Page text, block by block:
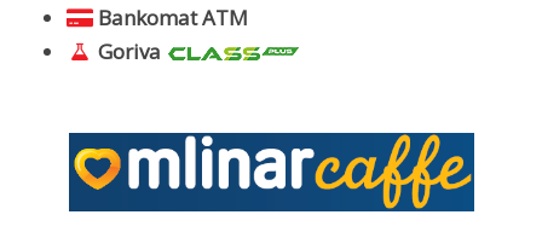
Bankomat ATM
Goriva